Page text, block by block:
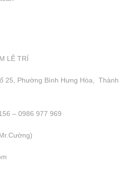
LÊ TRÍ
25, Phường Bình Hưng Hòa, Thành
– 0986 977 969